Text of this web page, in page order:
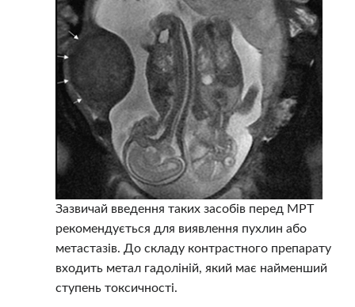
Зазвичай введення таких засобів перед МРТ
рекомендується для виявлення пухлин або
метастазів. До складу контрастного препарату
входить метал гадоліній, який має найменший
ступень токсичності.